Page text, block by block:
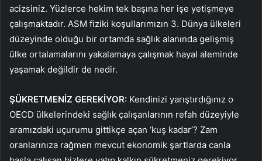
acizsiniz. Yüzlerce hekim tek başına her işe yetişmeye
çalışmaktadır. ASM fiziki koşullarımızın 3. Dünya ülkeleri
düzeyinde olduğu bir ortamda sağlık alanında gelişmiş
ülke ortalamalarını yakalamaya çalışmak hayal aleminde
yaşamak değildir de nedir.
ŞÜKRETMENİZ GEREKİYOR: Kendinizi yarıştırdığınız o
OECD ülkelerindeki sağlık çalışanlarının refah düzeyiyle
aramızdaki uçurumu gittikçe açan ‘kuş kadar’? Zam
oranlarınıza rağmen mevcut ekonomik şartlarda canla